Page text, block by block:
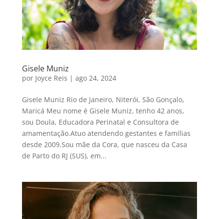
Gisele Muniz
por Joyce Reis | ago 24, 2024
Gisele Muniz Rio de Janeiro, Niterói, São Gonçalo,
Maricá Meu nome é Gisele Muniz, tenho 42 anos,
sou Doula, Educadora Perinatal e Consultora de
amamentação.Atuo atendendo gestantes e famílias
desde 2009.Sou mãe da Cora, que nasceu da Casa
de Parto do RJ (SUS), em...